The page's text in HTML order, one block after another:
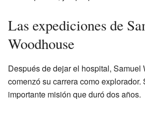
Las expediciones de
Woodhouse
Después de dejar el hospital, Samuel
comenzó su carrera como explorador.
importante misión que duró dos años.